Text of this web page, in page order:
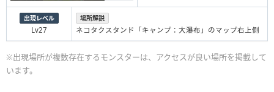
出現レベル
Lv27
場所解説
ネコタクスタンド「キャンプ：大瀑布」のマップ右上側
※出現場所が複数存在するモンスターは、アクセスが良い場所を掲載して
います。